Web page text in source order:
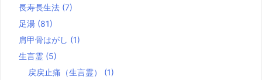
長寿長生法 (7)
足湯 (81)
肩甲骨はがし (1)
生言霊 (5)
戻戻止痛（生言霊） (1)